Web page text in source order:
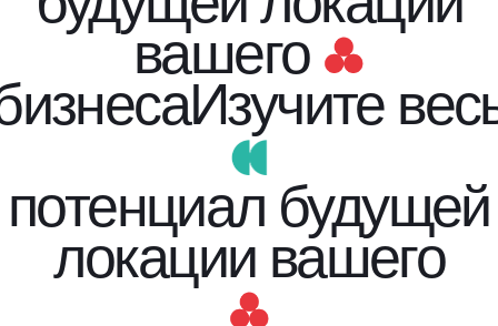
вашего
Изучите
потенциал будущей
локации вашего